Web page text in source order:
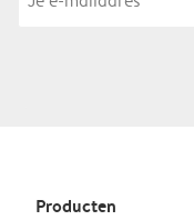
Producten